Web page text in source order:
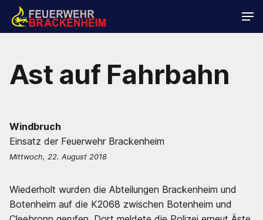
Ast auf Fahrbahn
Windbruch
Einsatz der Feuerwehr Brackenheim
Mittwoch, 22. August 2018
Wiederholt wurden die Abteilungen Brackenheim und
Botenheim auf die K2068 zwischen Botenheim und